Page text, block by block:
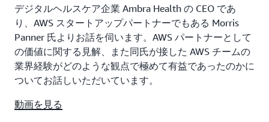
デジタルヘルスケア企業 Ambra Health の CEO であ
り、AWS スタートアップパートナーでもある Morris
Panner 氏よりお話を伺います。AWS パートナーとして
の価値に関する見解、また同氏が接した AWS チームの
業界経験がどのような観点で極めて有益であったのかに
ついてお話しいただいています。
動画を見る